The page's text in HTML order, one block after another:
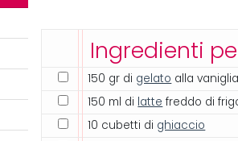
Ingredienti
150 gr di gelato alla vaniglia
150 ml di latte freddo di
10 cubetti di ghiaccio